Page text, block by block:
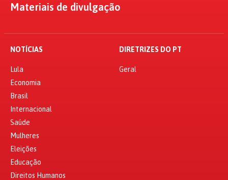
Materiais de divulgação
NOTÍCIAS
Lula
Economia
Brasil
Internacional
Saúde
Mulheres
Eleições
Educação
Direitos Humanos
DIRETRIZES DO PT
Geral